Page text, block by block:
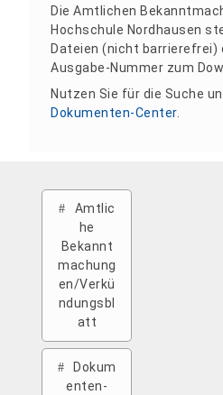
Die Amtlichen
Hochschule Nordhausen
Dateien (nicht barrierefrei)
Ausgabe-Nummer zum
Nutzen Sie für die Suche
Dokumenten-Center.
Amtlic
he
Bekannt
machung
en/Verkü
ndungsbl
att
Dokum
enten-